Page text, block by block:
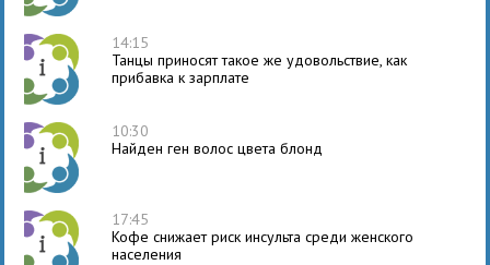
14:15
Танцы приносят такое же удовольствие, как
прибавка к зарплате
10:30
Найден ген волос цвета блонд
17:45
Кофе снижает риск инсульта среди женского
населения